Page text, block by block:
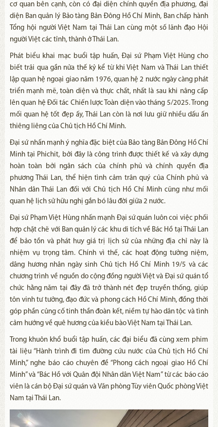
cơ quan bên cạnh, còn có đại diện chính quyền địa phương, đại
diện Ban quản lý Bảo tàng Bản Đông Hồ Chí Minh, Ban chấp hành
Tổng hội người Việt Nam tại Thái Lan cùng một số lãnh đạo Hội
người Việt các tỉnh, thành ở Thái Lan.
Phát biểu khai mạc buổi tập huấn, Đại sứ Phạm Việt Hùng cho
biết trải qua gần nửa thế kỷ kể từ khi Việt Nam và Thái Lan thiết
lập quan hệ ngoại giao năm 1976, quan hệ 2 nước ngày càng phát
triển mạnh mẽ, toàn diện và thực chất, nhất là sau khi nâng cấp
lên quan hệ Đối tác Chiến lược Toàn diện vào tháng 5/2025. Trong
mối quan hệ tốt đẹp ấy, Thái Lan còn là nơi lưu giữ nhiều dấu ấn
thiêng liêng của Chủ tịch Hồ Chí Minh.
Đại sứ nhấn mạnh ý nghĩa đặc biệt của Bảo tàng Bản Đông Hồ Chí
Minh tại Phichit, bởi đây là công trình được thiết kế và xây dựng
hoàn toàn bởi ngân sách của chính phủ và chính quyền địa
phương Thái Lan, thể hiện tình cảm trân quý của Chính phủ và
Nhân dân Thái Lan đối với Chủ tịch Hồ Chí Minh cũng như mối
quan hệ lịch sử hữu nghị gắn bó lâu đời giữa 2 nước.
Đại sứ Phạm Việt Hùng nhấn mạnh Đại sứ quán luôn coi việc phối
hợp chặt chẽ với Ban quản lý các khu di tích về Bác Hồ tại Thái Lan
để bảo tồn và phát huy giá trị lịch sử của những địa chỉ này là
nhiệm vụ trọng tâm. Chính vì thế, các hoạt động tưởng niệm,
dâng hương nhân ngày sinh Chủ tịch Hồ Chí Minh 19/5 và các
chương trình về nguồn do cộng đồng người Việt và Đại sứ quán tổ
chức hằng năm tại đây đã trở thành nét đẹp truyền thống, giúp
tôn vinh tư tưởng, đạo đức và phong cách Hồ Chí Minh, đồng thời
góp phần củng cố tinh thần đoàn kết, niềm tự hào dân tộc và tình
cảm hướng về quê hương của kiều bào Việt Nam tại Thái Lan.
Trong khuôn khổ buổi tập huấn, các đại biểu đã cùng xem phim
tài liệu “Hành trình đi tìm đường cứu nước của Chủ tịch Hồ Chí
Minh,” nghe báo cáo chuyên đề “Phong cách ngoại giao Hồ Chí
Minh” và “Bác Hồ với Quân đội Nhân dân Việt Nam” từ các báo cáo
viên là cán bộ Đại sứ quán và Văn phòng Tùy viên Quốc phòng Việt
Nam tại Thái Lan.